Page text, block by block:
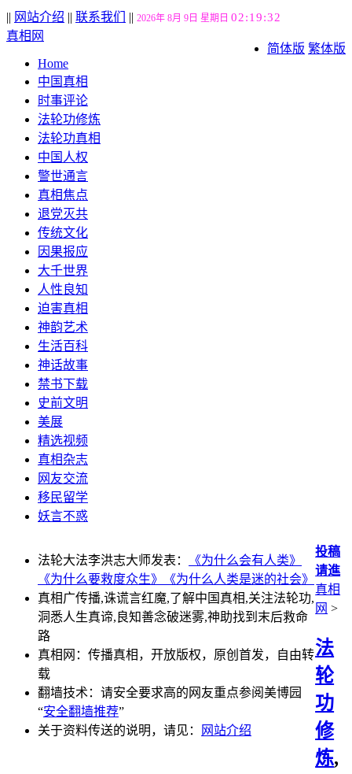
|| 网站介绍 || 联系我们 || 2026年 8月 9日 星期日 02:19:33
简体版 繁体版
真相网
Home
中国真相
时事评论
法轮功修炼
法轮功真相
中国人权
警世通言
真相焦点
退党灭共
传统文化
因果报应
大千世界
人性良知
迫害真相
神韵艺术
生活百科
神话故事
禁书下载
史前文明
美展
精选视频
真相杂志
网友交流
移民留学
妖言不惑
法轮大法李洪志大师发表：
《为什么会有人类》
《为什么要救度众生》
《为什么人类是迷的社会》
真相广传播,诛谎言红魔,了解中国真相,关注法轮功,
洞悉人生真谛,良知善念破迷雾,神助找到末后救命
路
真相网：传播真相，开放版权，原创首发，自由转
载
翻墙技术：请安全要求高的网友重点参阅美博园
“安全翻墙推荐”
关于资料传送的说明，请见：
网站介绍
投稿
请進
真相
网 >
法
轮
功
修
炼,